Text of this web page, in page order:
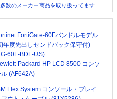
数のメーカー商品を取り扱ってます
FortiGate-60Fバンドルモデル
年度先出しセンドバック保守付)
60F-BDL-US)
Packard HP LCD 8500 コンソ
ル (AF642A)
Flex System コンソール・ブレイ